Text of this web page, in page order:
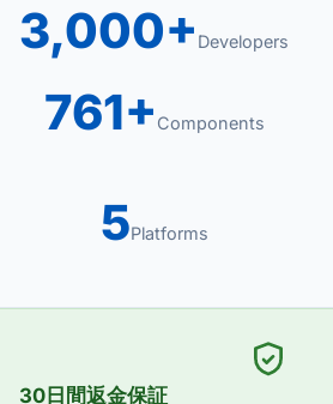
3,000+ Developers
761+ Components
5Platforms
30日間返金保証